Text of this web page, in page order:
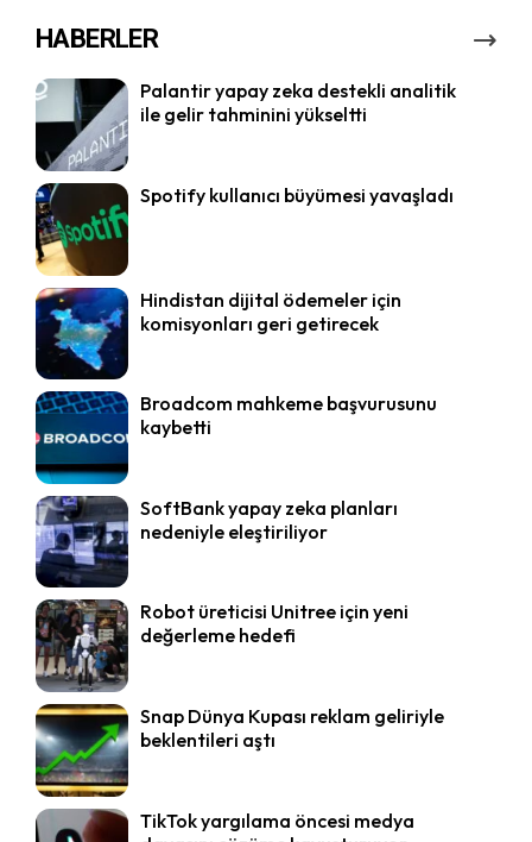
HABERLER
Palantir yapay zeka destekli analitik
ile gelir tahminini yükseltti
Spotify kullanıcı büyümesi yavaşladı
Hindistan dijital ödemeler için
komisyonları geri getirecek
Broadcom mahkeme başvurusunu
kaybetti
SoftBank yapay zeka planları
nedeniyle eleştiriliyor
Robot üreticisi Unitree için yeni
değerleme hedefi
Snap Dünya Kupası reklam geliriyle
beklentileri aştı
TikTok yargılama öncesi medya